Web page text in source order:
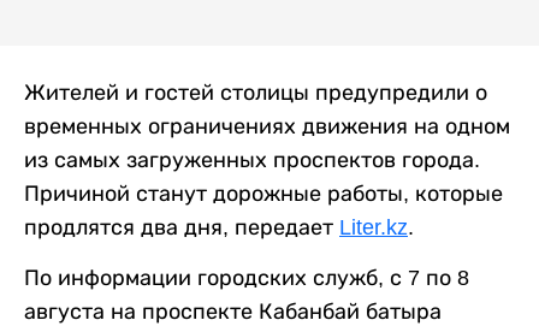
Жителей и гостей столицы предупредили о
временных ограничениях движения на одном
из самых загруженных проспектов города.
Причиной станут дорожные работы, которые
продлятся два дня, передает Liter.kz.
По информации городских служб, с 7 по 8
августа на проспекте Кабанбай батыра